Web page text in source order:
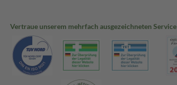
Vertraue unserem mehrfach ausgezeichneten Service